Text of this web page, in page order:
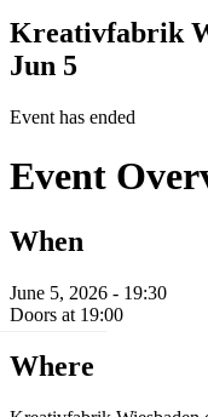
Kreativfabrik
Jun 5
Event has ended
Event
When
June 5, 2026 - 19:30
Doors at 19:00
Where